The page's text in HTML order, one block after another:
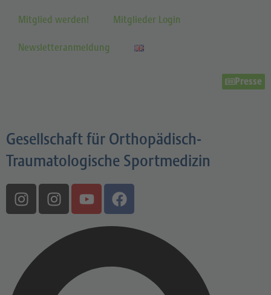
Mitglied werden! Mitglieder Login
Newsletteranmeldung
Presse
Gesellschaft für Orthopädisch-
Traumatologische Sportmedizin